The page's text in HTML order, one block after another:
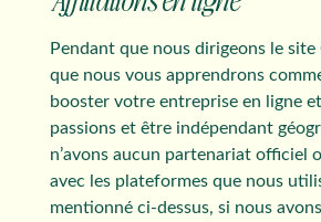
Pendant que nous dirigeons le
que nous vous apprendrons
booster votre entreprise en ligne
passions et être indépendant
n’avons aucun partenariat officiel
avec les plateformes que nous
mentionné ci-dessus, si nous